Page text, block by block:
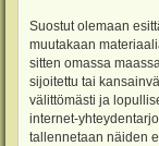
Suostut olemaan
muutakaan
sitten omassa
sijoitettu tai
välittömästi ja
internet-
tallennetaan näiden